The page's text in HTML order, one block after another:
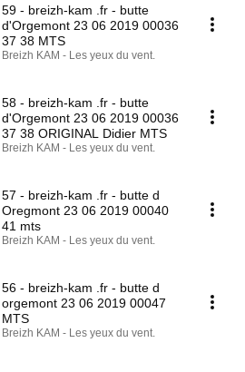
59 - breizh-kam .fr - butte
d'Orgemont 23 06 2019 00036
37 38 MTS
Breizh KAM - Les yeux du vent.
58 - breizh-kam .fr - butte
d'Orgemont 23 06 2019 00036
37 38 ORIGINAL Didier MTS
Breizh KAM - Les yeux du vent.
57 - breizh-kam .fr - butte d
Oregmont 23 06 2019 00040
41 mts
Breizh KAM - Les yeux du vent.
56 - breizh-kam .fr - butte d
orgemont 23 06 2019 00047
MTS
Breizh KAM - Les yeux du vent.